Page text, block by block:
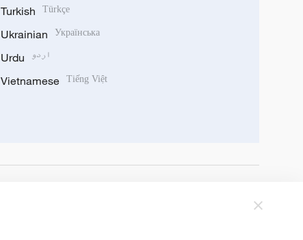
Turkish Türkçe
Ukrainian Українська
Urdu اردو
Vietnamese Tiếng Việt